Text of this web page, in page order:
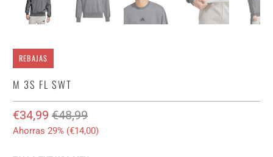
REBAJAS
M 3S FL SWT
€34,99 €48,99
Ahorras 29% (€14,00)